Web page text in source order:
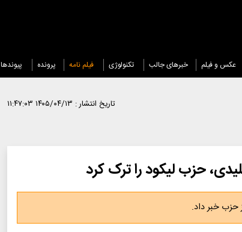
عکس و فیلم خبرهای جالب تکنولوژی فیلم نامه پرونده پیوندها
تاریخ انتشار : ۱۴۰۵/۰۴/۱۳ ۱۱:۴۷:۰۳
حزب لیکود را ترک کرد
حزب خبر داد.